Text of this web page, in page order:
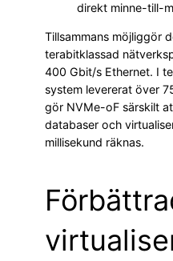
direkt minne-till-
Tillsammans möjliggör
terabitklassad
400 Gbit/s Ethernet. I
system levererat över
gör NVMe-oF särskilt
databaser och
millisekund räknas.